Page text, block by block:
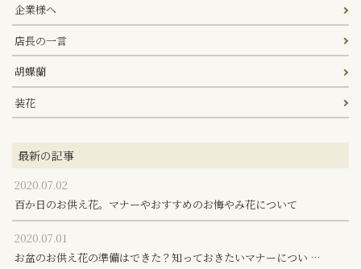
企業様へ
店長の一言
胡蝶蘭
装花
最新の記事
2020.07.02
百か日のお供え花。マナーやおすすめのお悔やみ花について
2020.07.01
お盆のお供え花の準備はできた？知っておきたいマナーについ …